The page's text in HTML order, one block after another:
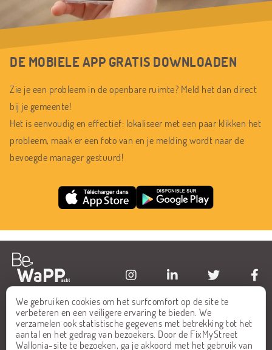
We gebruiken cookies om het surfcomfort op de site te
verbeteren en een veiligere ervaring te bieden. We
verzamelen ook statistische gegevens met betrekking tot het
aantal en het gedrag van bezoekers. Door de FixMyStreet
Wallonia-site te bezoeken, ga je akkoord met het gebruik van
DE MOBIELE APP GRATIS DOWNLOADEN
Zie je een probleem in de openbare ruimte? Meld het dan direct
bij je gemeente!
Het is eenvoudig en effectief: lokaliseer met een paar klikken het
probleem, maak er een foto van en je melding wordt naar de
bevoegde manager gestuurd!
HOME
ALLE MELDINGEN
FAQ
CONTACT